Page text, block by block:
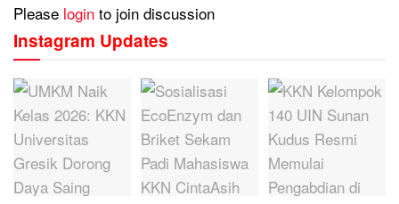
Please login to join discussion
Instagram Updates